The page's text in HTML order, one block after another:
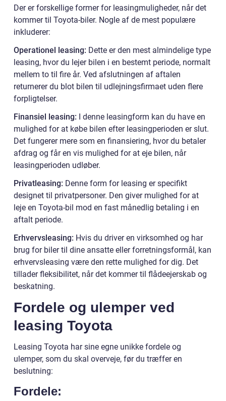
Der er forskellige former for leasingmuligheder, når det
kommer til Toyota-biler. Nogle af de mest populære
inkluderer:
Operationel leasing: Dette er den mest almindelige type
leasing, hvor du lejer bilen i en bestemt periode, normalt
mellem to til fire år. Ved afslutningen af aftalen
returnerer du blot bilen til udlejningsfirmaet uden flere
forpligtelser.
Finansiel leasing: I denne leasingform kan du have en
mulighed for at købe bilen efter leasingperioden er slut.
Det fungerer mere som en finansiering, hvor du betaler
afdrag og får en vis mulighed for at eje bilen, når
leasingperioden udløber.
Privatleasing: Denne form for leasing er specifikt
designet til privatpersoner. Den giver mulighed for at
leje en Toyota-bil mod en fast månedlig betaling i en
aftalt periode.
Erhvervsleasing: Hvis du driver en virksomhed og har
brug for biler til dine ansatte eller forretningsformål, kan
erhvervsleasing være den rette mulighed for dig. Det
tillader fleksibilitet, når det kommer til flådeejerskab og
beskatning.
Fordele og ulemper ved
leasing Toyota
Leasing Toyota har sine egne unikke fordele og
ulemper, som du skal overveje, før du træffer en
beslutning:
Fordele: